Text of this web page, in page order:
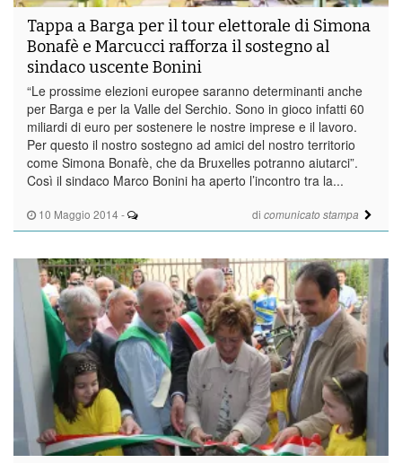
10 Maggio 2014 - di comunicato stampa
Tappa a Barga per il tour elettorale di Simona
Bonafè e Marcucci rafforza il sostegno al
sindaco uscente Bonini
“Le prossime elezioni europee saranno determinanti anche
per Barga e per la Valle del Serchio. Sono in gioco infatti 60
miliardi di euro per sostenere le nostre imprese e il lavoro.
Per questo il nostro sostegno ad amici del nostro territorio
come Simona Bonafè, che da Bruxelles potranno aiutarci”.
Così il sindaco Marco Bonini ha aperto l’incontro tra la...